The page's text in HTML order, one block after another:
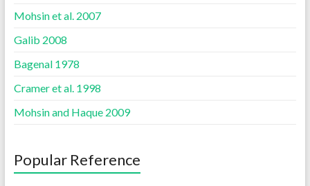
Mohsin et al. 2007
Galib 2008
Bagenal 1978
Cramer et al. 1998
Mohsin and Haque 2009
Popular Reference